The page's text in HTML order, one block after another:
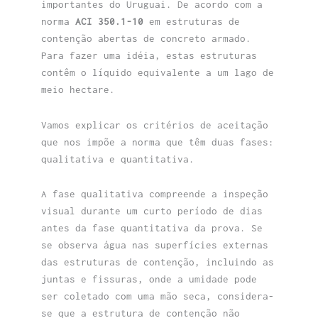
importantes do Uruguai. De acordo com a
norma ACI 350.1-10 em estruturas de
contenção abertas de concreto armado.
Para fazer uma idéia, estas estruturas
contêm o líquido equivalente a um lago de
meio hectare.
Vamos explicar os critérios de aceitação
que nos impõe a norma que têm duas fases:
qualitativa e quantitativa.
A fase qualitativa compreende a inspeção
visual durante um curto período de dias
antes da fase quantitativa da prova. Se
se observa água nas superfícies externas
das estruturas de contenção, incluindo as
juntas e fissuras, onde a umidade pode
ser coletado com uma mão seca, considera-
se que a estrutura de contenção não